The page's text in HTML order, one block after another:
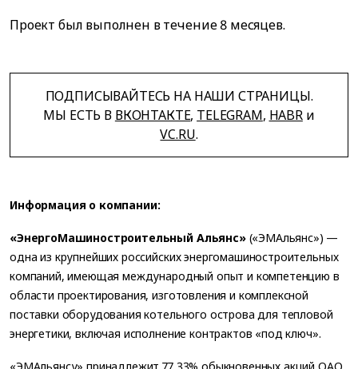
Проект был выполнен в течение 8 месяцев.
ПОДПИСЫВАЙТЕСЬ НА НАШИ СТРАНИЦЫ.
МЫ ЕСТЬ В ВКОНТАКТЕ, TELEGRAM, HABRи
VC.RU.
Информация о компании:
«ЭнергоМашиностроительный Альянс»(«ЭМАльянс») —
одна из крупнейших российских энергомашиностроительных
компаний, имеющая международный опыт и компетенцию в
области проектирования, изготовления и комплексной
поставки оборудования котельного острова для тепловой
энергетики, включая исполнение контрактов «под ключ».
«ЭМАльянсу» принадлежит 77,33% обыкновенных акций ОАО